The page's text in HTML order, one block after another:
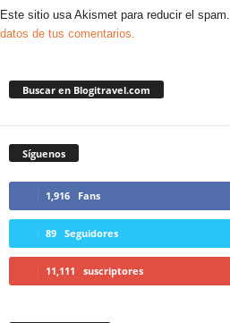
Este sitio usa Akismet para reducir el spam.
datos de tus comentarios.
Buscar en Blogitravel.com
Síguenos
1,916 Fans
89 Seguidores
11,111 suscriptores